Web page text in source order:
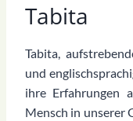
Tabita
Tabita,
und
ihre Erfahrungen
Mensch in unserer